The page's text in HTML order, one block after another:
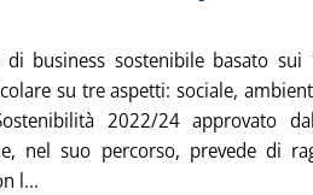
business sostenibile basato sui
su tre aspetti: sociale,
2022/24 approvato
nel suo percorso, prevede di
l...